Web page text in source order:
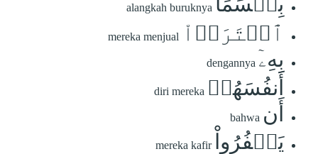
alangkah buruknya
ٱشۡتَرَوۡاْ mereka menjual
بِهِۦٓ dengannya
أَنفُسَهُمۡ diri mereka
أَن bahwa
يَكۡفُرُواْ mereka kafir